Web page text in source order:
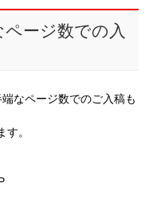
ージ数での入
なページ数でのご入稿も
。